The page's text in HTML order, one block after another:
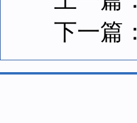
下一篇：